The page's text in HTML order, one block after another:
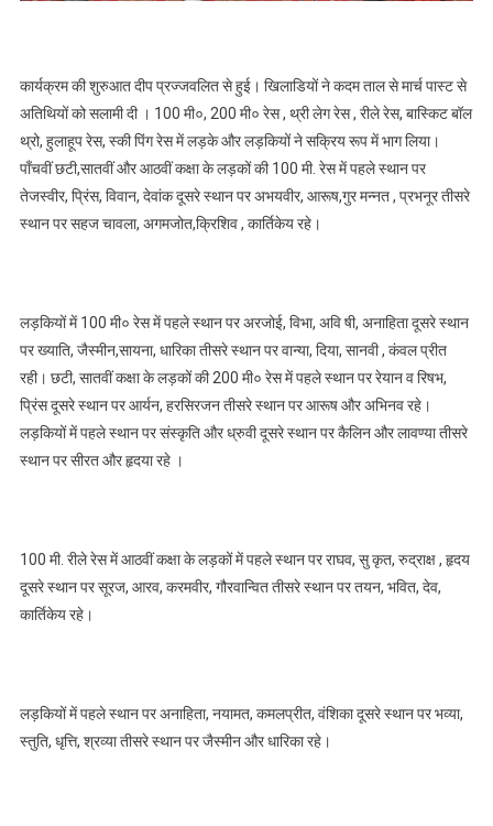
कार्यक्रम की शुरुआत दीप प्रज्जवलित से हुई। खिलाडियों ने कदम ताल से मार्च पास्ट से
अतिथियों को सलामी दी । 100 मी०, 200 मी० रेस , थ्री लेग रेस , रीले रेस, बास्किट बॉल
थ्रो, हुलाहूप रेस, स्की पिंग रेस में लड़के और लड़कियों ने सक्रिय रूप में भाग लिया।
पाँचवीं छटी,सातवीं और आठवीं कक्षा के लड़कों की 100 मी. रेस में पहले स्थान पर
तेजस्वीर, प्रिंस, विवान, देवांक दूसरे स्थान पर अभयवीर, आरूष,गुर मन्नत , प्रभनूर तीसरे
स्थान पर सहज चावला, अगमजोत,क्रिशिव , कार्तिकेय रहे।
लड़कियों में 100 मी० रेस में पहले स्थान पर अरजोई, विभा, अवि षी, अनाहिता दूसरे स्थान
पर ख्याति, जैस्मीन,सायना, धारिका तीसरे स्थान पर वान्या, दिया, सानवी , कंवल प्रीत
रही। छटी, सातवीं कक्षा के लड़कों की 200 मी० रेस में पहले स्थान पर रेयान व रिषभ,
प्रिंस दूसरे स्थान पर आर्यन, हरसिरजन तीसरे स्थान पर आरूष और अभिनव रहे।
लड़कियों में पहले स्थान पर संस्कृति और ध्रुवी दूसरे स्थान पर कैलिन और लावण्या तीसरे
स्थान पर सीरत और हृदया रहे ।
100 मी. रीले रेस में आठवीं कक्षा के लड़कों में पहले स्थान पर राघव, सु कृत, रुद्राक्ष , हृदय
दूसरे स्थान पर सूरज, आरव, करमवीर, गौरवान्वित तीसरे स्थान पर तयन, भवित, देव,
कार्तिकेय रहे।
लड़कियों में पहले स्थान पर अनाहिता, नयामत, कमलप्रीत, वंशिका दूसरे स्थान पर भव्या,
स्तुति, धृत्ति, श्रव्या तीसरे स्थान पर जैस्मीन और धारिका रहे।